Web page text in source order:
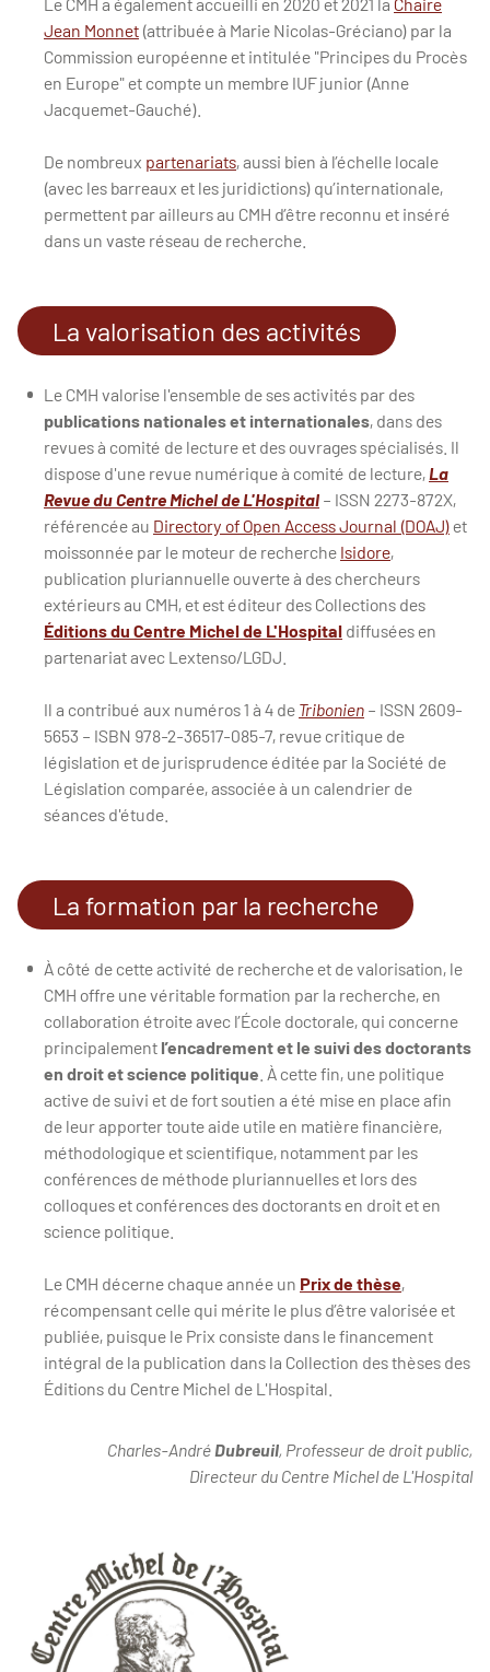
Jean Monnet (attribuée à Marie Nicolas-Gréciano) par la
Commission européenne et intitulée "Principes du Procès
en Europe" et compte un membre IUF junior (Anne
Jacquemet-Gauché).
De nombreux partenariats, aussi bien à l’échelle locale
(avec les barreaux et les juridictions) qu’internationale,
permettent par ailleurs au CMH d’être reconnu et inséré
dans un vaste réseau de recherche.
La valorisation des activités
Le CMH valorise l'ensemble de ses activités par des
publications nationales et internationales, dans des
revues à comité de lecture et des ouvrages spécialisés. Il
dispose d'une revue numérique à comité de lecture,La
Revue du Centre Michel de L'Hospital – ISSN 2273-872X,
référencée au Directory of Open Access Journal (DOAJ)et
moissonnée par le moteur de recherche Isidore,
publication pluriannuelle ouverte à des chercheurs
extérieurs au CMH, et est éditeur des Collections des
Éditions du Centre Michel de L'Hospital diffusées en
partenariat avec Lextenso/LGDJ.
Il a contribué aux numéros 1 à 4 de Tribonien – ISSN 2609-
5653 – ISBN 978-2-36517-085-7, revue critique de
législation et de jurisprudence éditée par la Société de
Législation comparée, associée à un calendrier de
séances d'étude.
La formation par la recherche
À côté de cette activité de recherche et de valorisation, le
CMH offre une véritable formation par la recherche, en
collaboration étroite avec l’École doctorale, qui concerne
principalement l’encadrement et le suivi des doctorants
en droit et science politique . À cette fin, une politique
active de suivi et de fort soutien a été mise en place afin
de leur apporter toute aide utile en matière financière,
méthodologique et scientifique, notamment par les
conférences de méthode pluriannuelles et lors des
colloques et conférences des doctorants en droit et en
science politique.
Le CMH décerne chaque année un Prix de thèse,
récompensant celle qui mérite le plus d’être valorisée et
publiée, puisque le Prix consiste dans le financement
intégral de la publication dans la Collection des thèses des
Éditions du Centre Michel de L'Hospital.
Charles-André Dubreuil, Professeur de droit public,
Directeur du Centre Michel de L'Hospital